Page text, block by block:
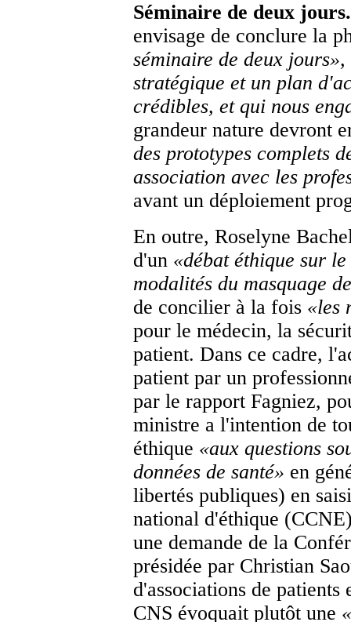
Séminaire de deux jours.
envisage de conclure la
séminaire de deux jours»,
stratégique et un plan
crédibles, et qui nous
grandeur nature devront
des prototypes complets
association avec les
avant un déploiement
En outre, Roselyne
d'un «débat éthique sur
modalités du masquage
de concilier à la fois «les
pour le médecin, la
patient. Dans ce cadre,
patient par un
par le rapport Fagniez,
ministre a l'intention de
éthique «aux questions
données de santé» en
libertés publiques) en
national d'éthique
une demande de la
présidée par Christian
d'associations de
CNS évoquait plutôt une «